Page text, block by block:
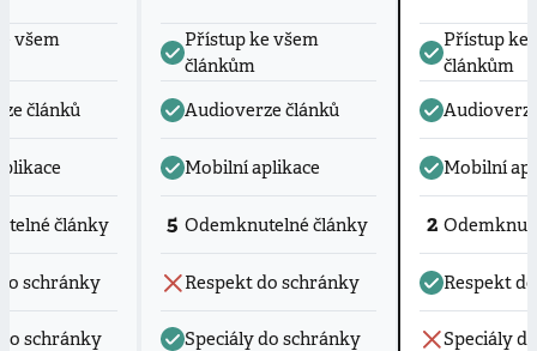
všem
článků
články
schránky
schránky
Přístup ke všem
článkům
Audioverze článků
Mobilní aplikace
5 Odemknutelné články
Respekt do schránky
Speciály do schránky
Přístup ke
článkům
Mobilní
2
Respekt
Speciály